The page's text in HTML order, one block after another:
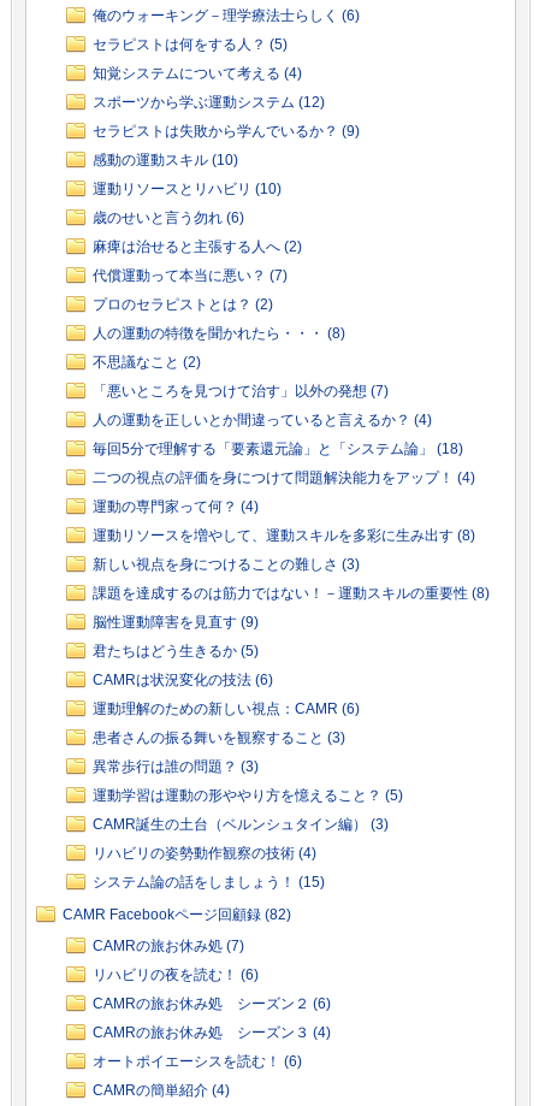
俺のウォーキング－理学療法士らしく (6)
セラピストは何をする人？ (5)
知覚システムについて考える (4)
スポーツから学ぶ運動システム (12)
セラピストは失敗から学んでいるか？ (9)
感動の運動スキル (10)
運動リソースとリハビリ (10)
歳のせいと言う勿れ (6)
麻痺は治せると主張する人へ (2)
代償運動って本当に悪い？ (7)
プロのセラピストとは？ (2)
人の運動の特徴を聞かれたら・・・ (8)
不思議なこと (2)
「悪いところを見つけて治す」以外の発想 (7)
人の運動を正しいとか間違っていると言えるか？ (4)
毎回5分で理解する「要素還元論」と「システム論」 (18)
二つの視点の評価を身につけて問題解決能力をアップ！ (4)
運動の専門家って何？ (4)
運動リソースを増やして、運動スキルを多彩に生み出す (8)
新しい視点を身につけることの難しさ (3)
課題を達成するのは筋力ではない！－運動スキルの重要性 (8)
脳性運動障害を見直す (9)
君たちはどう生きるか (5)
CAMRは状況変化の技法 (6)
運動理解のための新しい視点：CAMR (6)
患者さんの振る舞いを観察すること (3)
異常歩行は誰の問題？ (3)
運動学習は運動の形ややり方を憶えること？ (5)
CAMR誕生の土台（ベルンシュタイン編） (3)
リハビリの姿勢動作観察の技術 (4)
システム論の話をしましょう！ (15)
CAMR Facebookページ回顧録 (82)
CAMRの旅お休み処 (7)
リハビリの夜を読む！ (6)
CAMRの旅お休み処 シーズン２ (6)
CAMRの旅お休み処 シーズン３ (4)
オートポイエーシスを読む！ (6)
CAMRの簡単紹介 (4)